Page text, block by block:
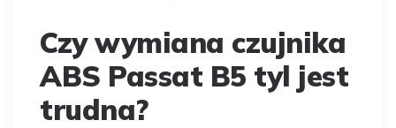
Czy wymiana czujnika
ABS Passat B5 tyl jest
trudna?